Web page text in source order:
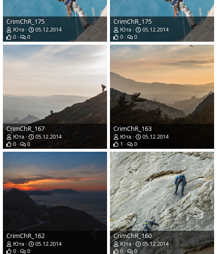
CrimChR_175
Юта
05.12.2014
0
0
CrimChR_175
Юта
05.12.2014
0
0
CrimChR_167
Юта
05.12.2014
0
0
CrimChR_163
Юта
05.12.2014
1
0
CrimChR_162
Юта
05.12.2014
0
0
CrimChR_160
Юта
05.12.2014
0
0